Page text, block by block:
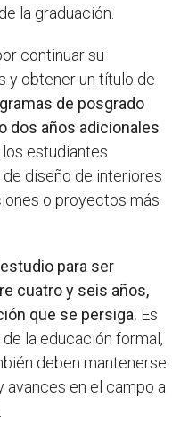
la graduación.
continuar su
y obtener un título de
de posgrado
dos años adicionales
estudiantes
diseño de interiores
o proyectos más
para ser
cuatro y seis años,
que se persiga. Es
la educación formal,
deben mantenerse
avances en el campo a